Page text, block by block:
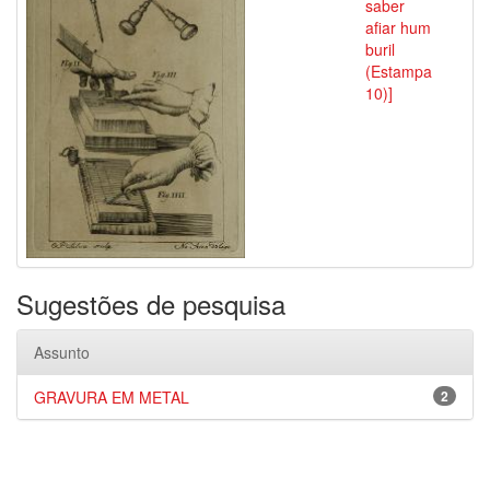
saber
afiar hum
buril
(Estampa
10)]
Sugestões de pesquisa
Assunto
2
GRAVURA EM METAL